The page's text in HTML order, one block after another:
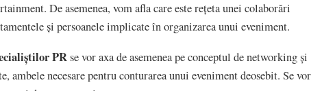
De asemenea, vom afla care este reţeta unei colaborări
și persoanele implicate în organizarea unui eveniment.
PRse vor axa de asemenea pe conceptul de networking şi
ambele necesare pentru conturarea unui eveniment deosebit. Se vor